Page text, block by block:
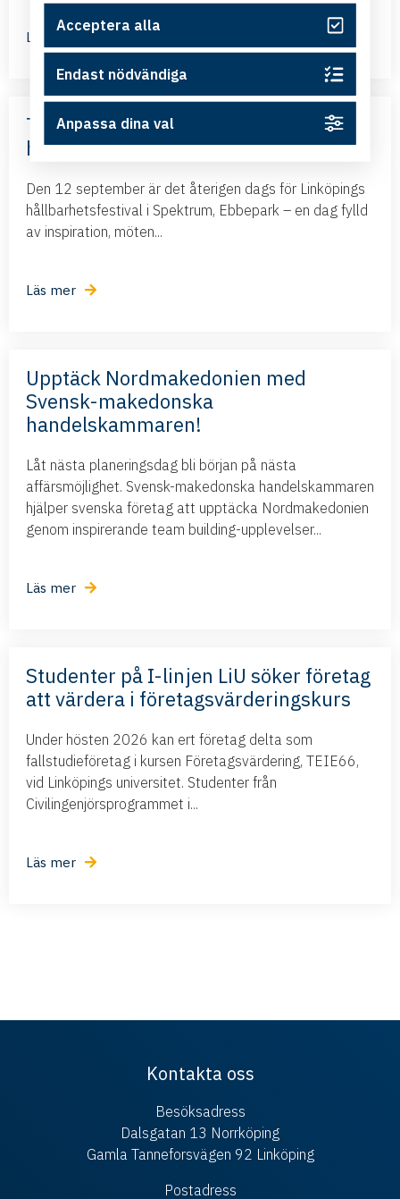
Läs mer
Terra Viva – Linköpings största
hållbarhetsfestival
Den 12 september är det återigen dags för Linköpings
hållbarhetsfestival i Spektrum, Ebbepark – en dag fylld
av inspiration, möten...
Läs mer
Upptäck Nordmakedonien med
Svensk-makedonska
handelskammaren!
Låt nästa planeringsdag bli början på nästa
affärsmöjlighet. Svensk-makedonska handelskammaren
hjälper svenska företag att upptäcka Nordmakedonien
genom inspirerande team building-upplevelser...
Läs mer
Studenter på I-linjen LiU söker företag
att värdera i företagsvärderingskurs
Under hösten 2026 kan ert företag delta som
fallstudieföretag i kursen Företagsvärdering, TEIE66,
vid Linköpings universitet. Studenter från
Civilingenjörsprogrammet i...
Läs mer
Kontakta oss
Besöksadress
Dalsgatan 13 Norrköping
Gamla Tanneforsvägen 92 Linköping
Postadress
Acceptera alla
Endast nödvändiga
Anpassa dina val